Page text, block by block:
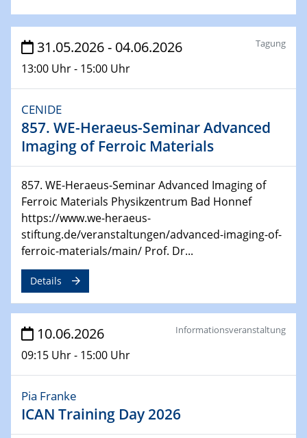
Spin-orbitronics across dimensions
Catalyst development in the AmmoRef (and
Prometheus) project(s)
Metal-Free Molecules as Electrocatalysts and Co-
electrocatalysts
23.06.2026
Colloquium of the CRC 1242
23.06.2026
Colloquium IMPR SusMet
and Systems
The magic of ferroelectric materials: from novel
quasiparticles to next-generation computing
31.05.2026 - 04.06.2026
13:00 Uhr - 15:00 Uhr
Tagung
CENIDE
857. WE-Heraeus-Seminar Advanced
Imaging of Ferroic Materials
857. WE-Heraeus-Seminar Advanced Imaging of
Ferroic Materials Physikzentrum Bad Honnef
https://www.we-heraeus-
stiftung.de/veranstaltungen/advanced-imaging-of-
ferroic-materials/main/ Prof. Dr...
Details
10.06.2026
09:15 Uhr - 15:00 Uhr
Informationsveranstaltung
Pia Franke
ICAN Training Day 2026